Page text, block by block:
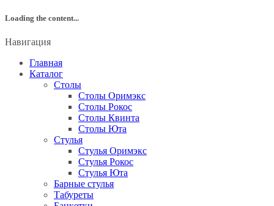
Loading the content...
Навигация
Главная
Каталог
Столы
Столы Оримэкс
Столы Рокос
Столы Квинта
Столы Юта
Стулья
Стулья Оримэкс
Стулья Рокос
Стулья Юта
Барные стулья
Табуреты